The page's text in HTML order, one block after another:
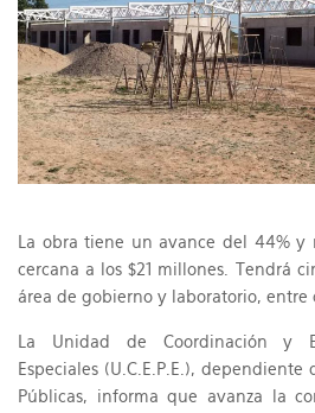
La obra tiene un avance del 44% y
cercana a los $21 millones. Tendrá
área de gobierno y laboratorio, entre
La Unidad de Coordinación y
Especiales (U.C.E.P.E.),
Públicas, informa que avanza la